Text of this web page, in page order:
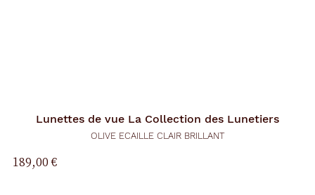
Lunettes de vue La Collection des Lunetiers
OLIVE ECAILLE CLAIR BRILLANT
189,00 €